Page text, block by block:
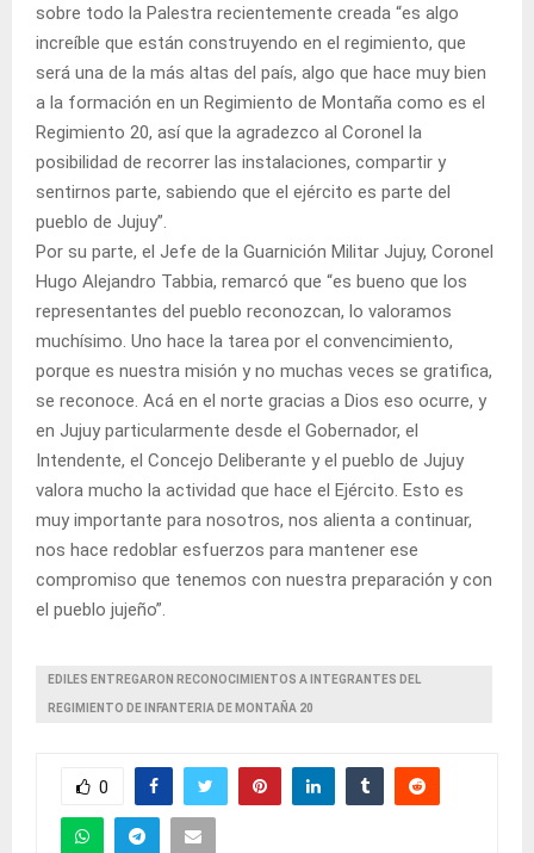
sobre todo la Palestra recientemente creada “es algo
increíble que están construyendo en el regimiento, que
será una de la más altas del país, algo que hace muy bien
a la formación en un Regimiento de Montaña como es el
Regimiento 20, así que la agradezco al Coronel la
posibilidad de recorrer las instalaciones, compartir y
sentirnos parte, sabiendo que el ejército es parte del
pueblo de Jujuy”.
Por su parte, el Jefe de la Guarnición Militar Jujuy, Coronel
Hugo Alejandro Tabbia, remarcó que “es bueno que los
representantes del pueblo reconozcan, lo valoramos
muchísimo. Uno hace la tarea por el convencimiento,
porque es nuestra misión y no muchas veces se gratifica,
se reconoce. Acá en el norte gracias a Dios eso ocurre, y
en Jujuy particularmente desde el Gobernador, el
Intendente, el Concejo Deliberante y el pueblo de Jujuy
valora mucho la actividad que hace el Ejército. Esto es
muy importante para nosotros, nos alienta a continuar,
nos hace redoblar esfuerzos para mantener ese
compromiso que tenemos con nuestra preparación y con
el pueblo jujeño”.
EDILES ENTREGARON RECONOCIMIENTOS A INTEGRANTES DEL
REGIMIENTO DE INFANTERIA DE MONTAÑA 20
0